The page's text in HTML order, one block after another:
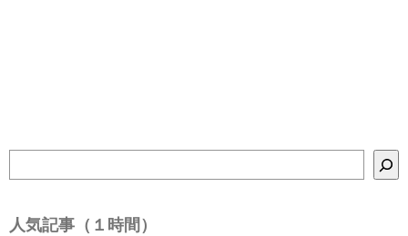
索
人気記事（１時間）